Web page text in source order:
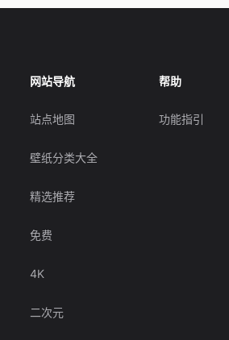
网站导航
站点地图
壁纸分类大全
精选推荐
免费
4K
二次元
帮助
功能指引